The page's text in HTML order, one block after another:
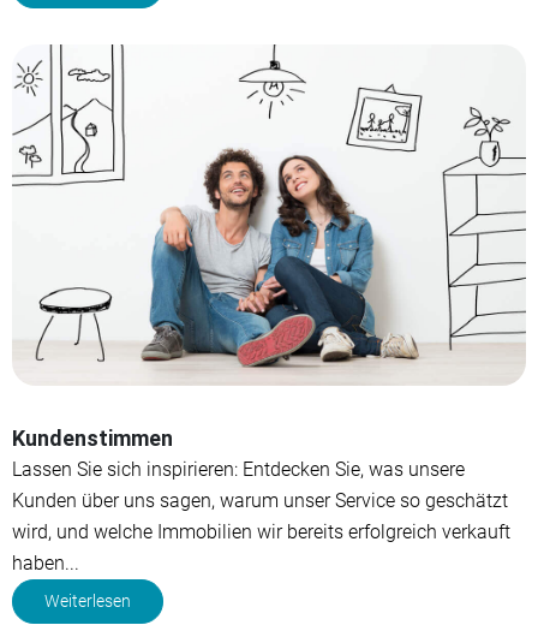
Kundenstimmen
Lassen Sie sich inspirieren: Entdecken Sie, was unsere
Kunden über uns sagen, warum unser Service so geschätzt
wird, und welche Immobilien wir bereits erfolgreich verkauft
haben...
Weiterlesen